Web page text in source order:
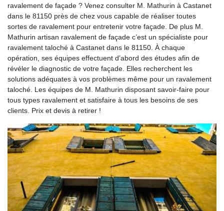
ravalement de façade ? Venez consulter M. Mathurin à Castanet
dans le 81150 près de chez vous capable de réaliser toutes
sortes de ravalement pour entretenir votre façade. De plus M.
Mathurin artisan ravalement de façade c’est un spécialiste pour
ravalement taloché à Castanet dans le 81150. À chaque
opération, ses équipes effectuent d’abord des études afin de
révéler le diagnostic de votre façade. Elles recherchent les
solutions adéquates à vos problèmes même pour un ravalement
taloché. Les équipes de M. Mathurin disposant savoir-faire pour
tous types ravalement et satisfaire à tous les besoins de ses
clients. Prix et devis à retirer !